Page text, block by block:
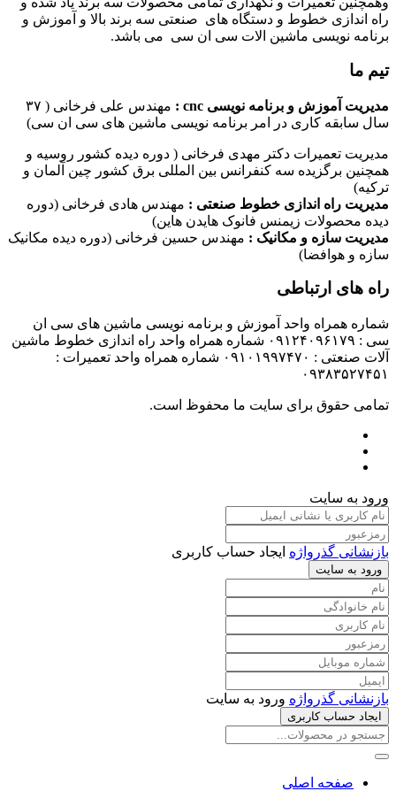
راه اندازی خطوط و دستگاه های صنعتی سه برند بالا و آموزش و
برنامه نویسی ماشین الات سی ان سی می باشد.
تیم ما
مدیریت آموزش و برنامه نویسی cnc :
مهندس علی فرخانی ( ۳۷
سال سابقه کاری در امر برنامه نویسی ماشین های سی ان سی)
مدیریت تعمیرات دکتر مهدی فرخانی ( دوره دیده کشور روسیه و
همچنین برگزیده سه کنفرانس بین المللی برق کشور چین آلمان و
ترکیه)
مدیریت راه اندازی خطوط صنعتی : مهندس هادی فرخانی (دوره
دیده محصولات زیمنس فانوک هایدن هاین)
مدیریت سازه و مکانیک : مهندس حسین فرخانی (دوره دیده مکانیک
سازه و هوافضا)
راه های ارتباطی
شماره همراه واحد آموزش و برنامه نویسی ماشین های سی ان
سی : ۰۹۱۲۴۰۹۶۱۷۹ شماره همراه واحد راه اندازی خطوط ماشین
آلات صنعتی : ۰۹۱۰۱۹۹۷۴۷۰ شماره همراه واحد تعمیرات :
۰۹۳۸۳۵۲۷۴۵۱
تمامی حقوق برای سایت ما محفوظ است.
ورود به سایت
بازنشانی گذرواژه ایجاد حساب کاربری
ورود به سایت
بازنشانی گذرواژه ورود به سایت
ایجاد حساب کاربری
صفحه اصلی